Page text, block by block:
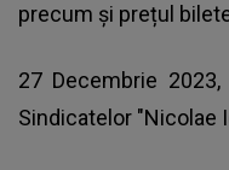
precum și prețul
27 Decembrie
Sindicatelor "Nicolae